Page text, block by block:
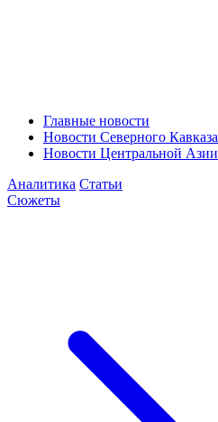
Главные новости
Новости Северного Кавказа
Новости Центральной Азии
Аналитика Статьи
Сюжеты